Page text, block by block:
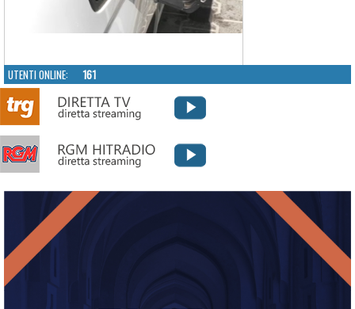
UTENTI ONLINE: 161